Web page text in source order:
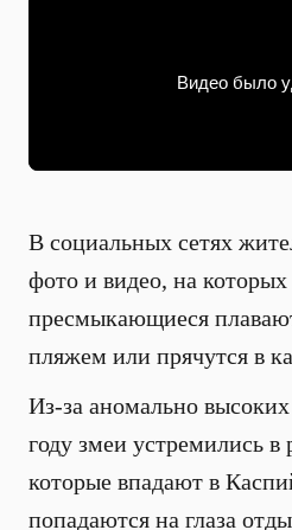
В социальных сетях
фото и видео, на
пресмыкающиеся
пляжем или прячутся в
Из-за аномально
году змеи устремились в
которые впадают в
попадаются на глаза